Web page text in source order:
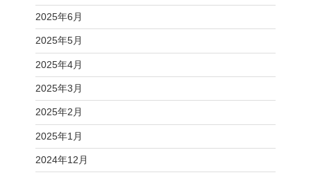
2025年6月
2025年5月
2025年4月
2025年3月
2025年2月
2025年1月
2024年12月